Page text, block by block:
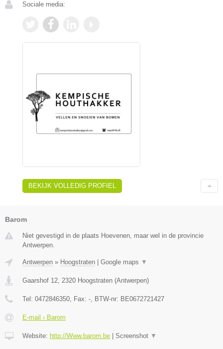
Sociale media:
BEKIJK VOLLEDIG PROFIEL
Barom
Niet gevestigd in de plaats Hoevenen, maar wel in de provincie
Antwerpen.
Antwerpen » Hoogstraten Google maps ▼
Gaarshof 12 2320 Hoogstraten (Antwerpen)
Tel: 0472846350 , Fax: - , BTW-nr: BE0672721427
E-mail › Barom
Website: http://Www.barom.be Screenshot ▼